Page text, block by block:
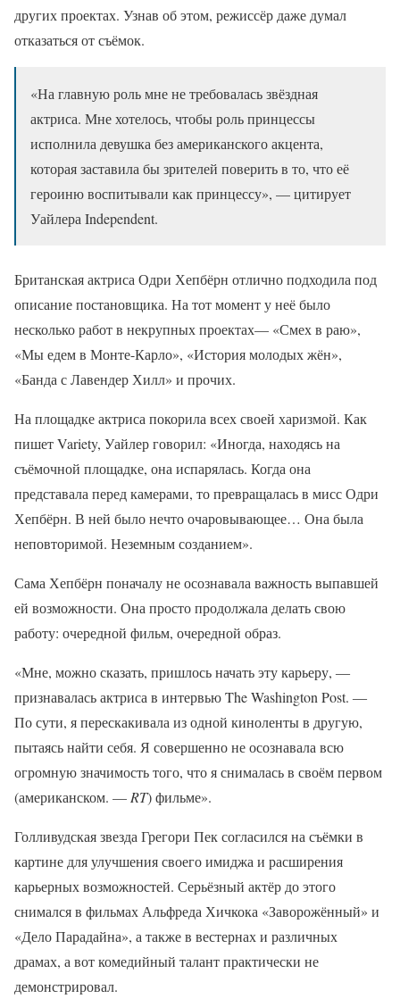
других проектах. Узнав об этом, режиссёр даже думал
отказаться от съёмок.
«На главную роль мне не требовалась звёздная
актриса. Мне хотелось, чтобы роль принцессы
исполнила девушка без американского акцента,
которая заставила бы зрителей поверить в то, что её
героиню воспитывали как принцессу», — цитирует
Уайлера Independent.
Британская актриса Одри Хепбёрн отлично подходила под
описание постановщика. На тот момент у неё было
несколько работ в некрупных проектах— «Смех в раю»,
«Мы едем в Монте-Карло», «История молодых жён»,
«Банда с Лавендер Хилл» и прочих.
На площадке актриса покорила всех своей харизмой. Как
пишет Variety, Уайлер говорил: «Иногда, находясь на
съёмочной площадке, она испарялась. Когда она
представала перед камерами, то превращалась в мисс Одри
Хепбёрн. В ней было нечто очаровывающее… Она была
неповторимой. Неземным созданием».
Сама Хепбёрн поначалу не осознавала важность выпавшей
ей возможности. Она просто продолжала делать свою
работу: очередной фильм, очередной образ.
«Мне, можно сказать, пришлось начать эту карьеру, ―
признавалась актриса в интервью The Washington Post. ―
По сути, я перескакивала из одной киноленты в другую,
пытаясь найти себя. Я совершенно не осознавала всю
огромную значимость того, что я снималась в своём первом
(американском. — RT) фильме».
Голливудская звезда Грегори Пек согласился на съёмки в
картине для улучшения своего имиджа и расширения
карьерных возможностей. Серьёзный актёр до этого
снимался в фильмах Альфреда Хичкока «Заворожённый» и
«Дело Парадайна», а также в вестернах и различных
драмах, а вот комедийный талант практически не
демонстрировал.